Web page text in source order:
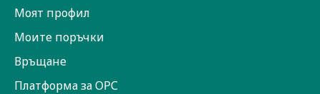
Моят профил
Моите поръчки
Връщане
Платформа за ОРС